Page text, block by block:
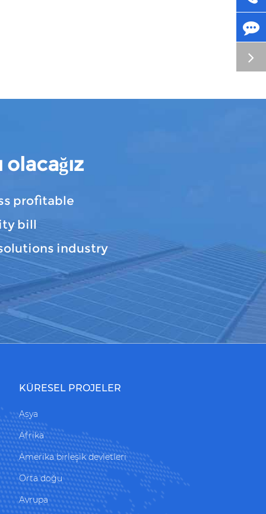
olacağız
profitable
bill
industry
KÜRESEL PROJELER
Asya
Afrika
Amerika birleşik devletleri
Orta doğu
Avrupa